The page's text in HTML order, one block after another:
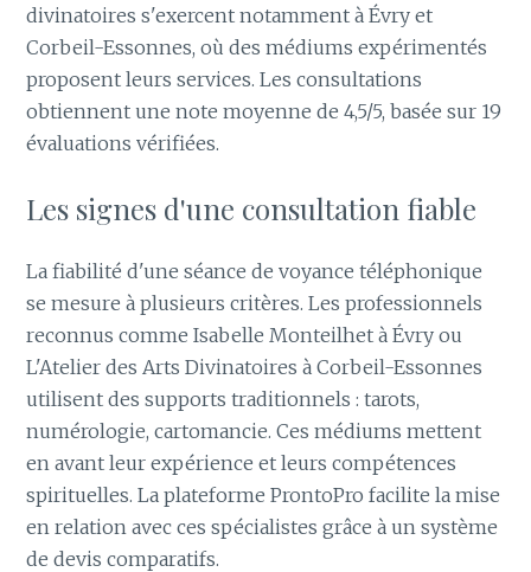
divinatoires s'exercent notamment à Évry et
Corbeil-Essonnes, où des médiums expérimentés
proposent leurs services. Les consultations
obtiennent une note moyenne de 4,5/5, basée sur 19
évaluations vérifiées.
Les signes d'une consultation fiable
La fiabilité d'une séance de voyance téléphonique
se mesure à plusieurs critères. Les professionnels
reconnus comme Isabelle Monteilhet à Évry ou
L'Atelier des Arts Divinatoires à Corbeil-Essonnes
utilisent des supports traditionnels : tarots,
numérologie, cartomancie. Ces médiums mettent
en avant leur expérience et leurs compétences
spirituelles. La plateforme ProntoPro facilite la mise
en relation avec ces spécialistes grâce à un système
de devis comparatifs.